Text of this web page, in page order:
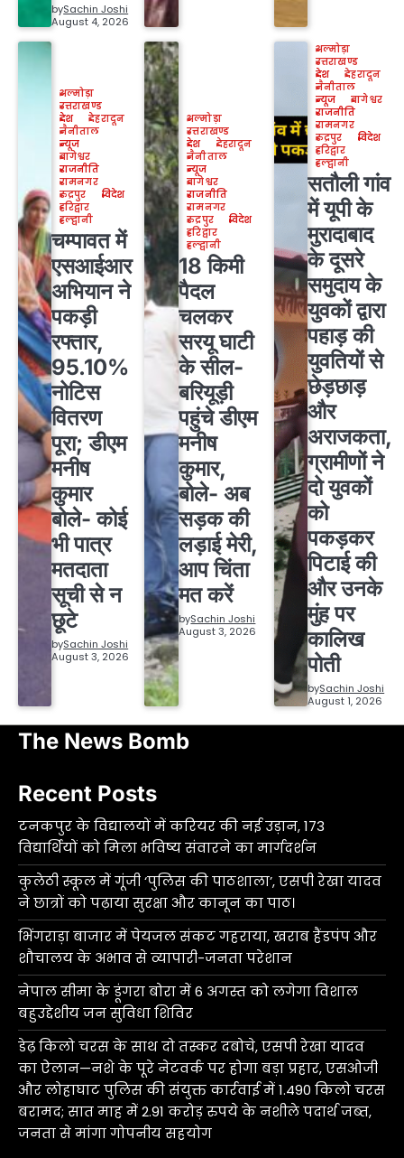
bySachin Joshi
August 4, 2026
अल्मोड़ा
उत्तराखण्ड
देश
देहरादून
नैनीताल
न्यूज
बागेश्वर
राजनीति
रामनगर
रुद्रपुर
विदेश
हरिद्वार
हल्द्वानी
चम्पावत में
एसआईआर
अभियान ने
पकड़ी
रफ्तार,
95.10%
नोटिस
वितरण
पूरा; डीएम
मनीष
कुमार
बोले- कोई
भी पात्र
मतदाता
सूची से न
छूटे
bySachin Joshi
August 3, 2026
अल्मोड़ा
उत्तराखण्ड
देश
देहरादून
नैनीताल
न्यूज
बागेश्वर
राजनीति
रामनगर
रुद्रपुर
विदेश
हरिद्वार
हल्द्वानी
18 किमी
पैदल
चलकर
सरयू घाटी
के सील-
बरियूड़ी
पहुंचे डीएम
मनीष
कुमार,
बोले- अब
सड़क की
लड़ाई मेरी,
आप चिंता
मत करें
bySachin Joshi
August 3, 2026
अल्मोड़ा
उत्तराखण्ड
देश
देहरादून
नैनीताल
न्यूज
बागेश्वर
राजनीति
रामनगर
रुद्रपुर
विदेश
हरिद्वार
हल्द्वानी
सतौली गांव
में यूपी के
मुरादाबाद
के दूसरे
समुदाय के
युवकों द्वारा
पहाड़ की
युवतियों से
छेड़छाड़
और
अराजकता,
ग्रामीणों ने
दो युवकों
को
पकड़कर
पिटाई की
और उनके
मुंह पर
कालिख
पोती
bySachin Joshi
August 1, 2026
The News Bomb
Recent Posts
टनकपुर के विद्यालयों में करियर की नई उड़ान, 173
विद्यार्थियों को मिला भविष्य संवारने का मार्गदर्शन
कुलेठी स्कूल में गूंजी ‘पुलिस की पाठशाला’, एसपी रेखा यादव
ने छात्रों को पढ़ाया सुरक्षा और कानून का पाठ।
भिंगराड़ा बाजार में पेयजल संकट गहराया, खराब हैंडपंप और
शौचालय के अभाव से व्यापारी-जनता परेशान
नेपाल सीमा के डूंगरा बोरा में 6 अगस्त को लगेगा विशाल
बहुउद्देशीय जन सुविधा शिविर
डेढ़ किलो चरस के साथ दो तस्कर दबोचे, एसपी रेखा यादव
का ऐलान—नशे के पूरे नेटवर्क पर होगा बड़ा प्रहार, एसओजी
और लोहाघाट पुलिस की संयुक्त कार्रवाई में 1.490 किलो चरस
बरामद; सात माह में 2.91 करोड़ रुपये के नशीले पदार्थ जब्त,
जनता से मांगा गोपनीय सहयोग